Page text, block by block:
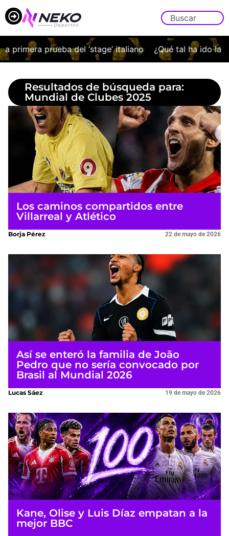
‘stage’ italiano ¿Qué tal ha ido la pretemporada del
Resultados de búsqueda para:
Mundial de Clubes 2025
Los caminos compartidos entre
Villarreal y Atlético
Borja Pérez 22 de mayo de 2026
Así se enteró la familia de João
Pedro que no sería convocado por
Brasil al Mundial 2026
Lucas Sáez 19 de mayo de 2026
Kane, Olise y Luis Díaz empatan a la
mejor BBC